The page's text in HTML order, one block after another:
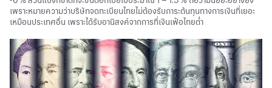
เพราะหมายความว่าบริษัทจดทะเบียนไทยไม่ต้องรับภาระต้นทุนทางการเงินที่เยอะ
เหมือนประเทศอื่น เพราะได้รับอานิสงค์จากการที่เงินเฟ้อไทยต่ำ